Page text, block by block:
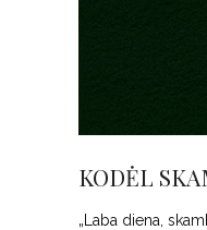
KODĖL
„Laba diena,